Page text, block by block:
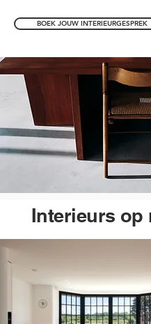
BOEK JOUW INTERIEURGESPREK
Interieurs op